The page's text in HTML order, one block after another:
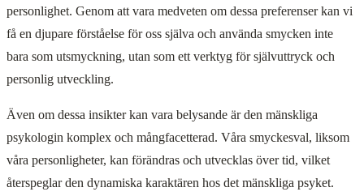
personlighet. Genom att vara medveten om dessa preferenser kan vi
få en djupare förståelse för oss själva och använda smycken inte
bara som utsmyckning, utan som ett verktyg för självuttryck och
personlig utveckling.
Även om dessa insikter kan vara belysande är den mänskliga
psykologin komplex och mångfacetterad. Våra smyckesval, liksom
våra personligheter, kan förändras och utvecklas över tid, vilket
återspeglar den dynamiska karaktären hos det mänskliga psyket.